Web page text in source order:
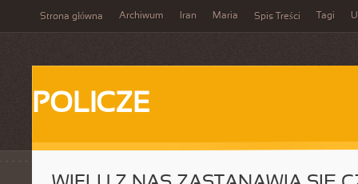
Strona główna Archiwum Iran Maria Spis Treści Tagi
POLICZE